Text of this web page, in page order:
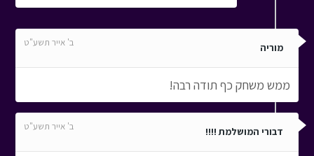
מוריה ב' אייר תשע"ט
ממש משחק כף תודה רבה!
דבורי המושלמת !!!! ב' אייר תשע"ט